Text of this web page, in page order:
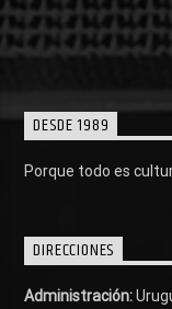
DESDE 1989
Porque todo es
DIRECCIONES
Administración: